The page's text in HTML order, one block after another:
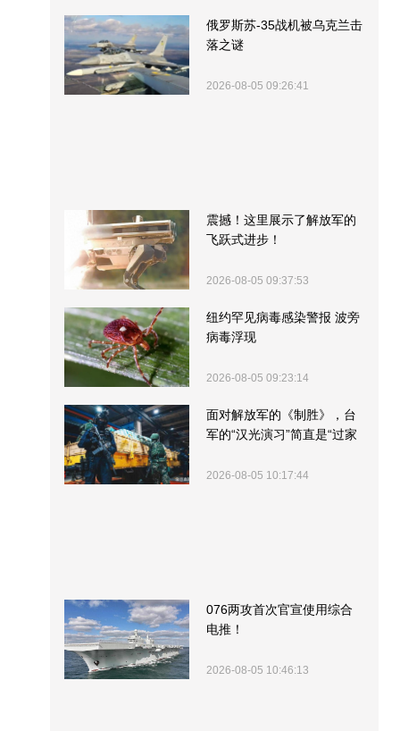
俄罗斯苏-35战机被乌克兰击
落之谜
2026-08-05 09:26:41
震撼！这里展示了解放军的
飞跃式进步！
2026-08-05 09:37:53
纽约罕见病毒感染警报 波旁
病毒浮现
2026-08-05 09:23:14
面对解放军的《制胜》，台
军的“汉光演习”简直是“过家
2026-08-05 10:17:44
076两攻首次官宣使用综合
电推！
2026-08-05 10:46:13